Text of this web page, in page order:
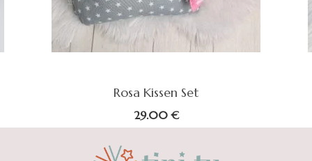
Rosa Kissen Set
29.00€